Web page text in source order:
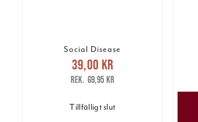
Social Disease
Nuvarande pris
39,00 krTidigare pris
69,95 kr
39,00 kr
69,95 kr
Tillfälligt slut